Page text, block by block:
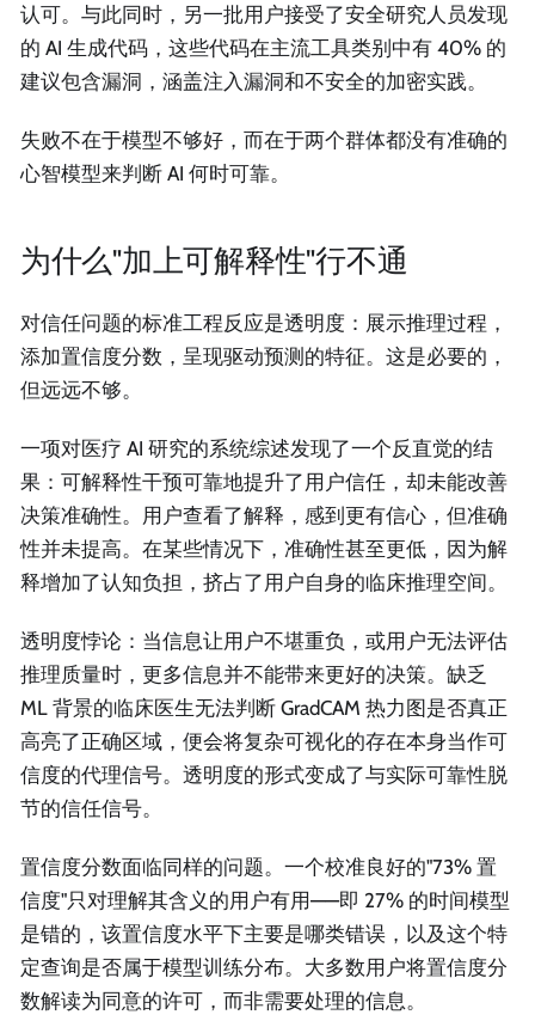
认可。与此同时，另一批用户接受了安全研究人员发现
的 AI 生成代码，这些代码在主流工具类别中有 40% 的
建议包含漏洞，涵盖注入漏洞和不安全的加密实践。
失败不在于模型不够好，而在于两个群体都没有准确的
心智模型来判断 AI 何时可靠。
为什么"加上可解释性"行不通
对信任问题的标准工程反应是透明度：展示推理过程，
添加置信度分数，呈现驱动预测的特征。这是必要的，
但远远不够。
一项对医疗 AI 研究的系统综述发现了一个反直觉的结
果：可解释性干预可靠地提升了用户信任，却未能改善
决策准确性。用户查看了解释，感到更有信心，但准确
性并未提高。在某些情况下，准确性甚至更低，因为解
释增加了认知负担，挤占了用户自身的临床推理空间。
透明度悖论：当信息让用户不堪重负，或用户无法评估
推理质量时，更多信息并不能带来更好的决策。缺乏
ML 背景的临床医生无法判断 GradCAM 热力图是否真正
高亮了正确区域，便会将复杂可视化的存在本身当作可
信度的代理信号。透明度的形式变成了与实际可靠性脱
节的信任信号。
置信度分数面临同样的问题。一个校准良好的"73% 置
信度"只对理解其含义的用户有用——即 27% 的时间模型
是错的，该置信度水平下主要是哪类错误，以及这个特
定查询是否属于模型训练分布。大多数用户将置信度分
数解读为同意的许可，而非需要处理的信息。